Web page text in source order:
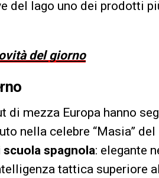
del lago uno dei prodotti
del giorno
di mezza Europa hanno
nella celebre “Masia” del
scuola spagnola: elegante
tattica superiore